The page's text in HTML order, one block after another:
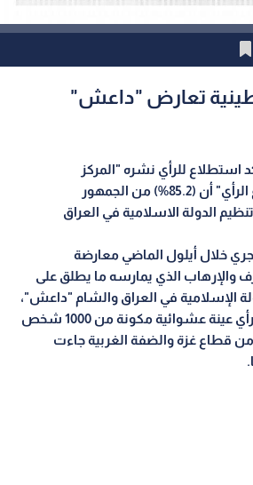
تعارض "داعش"
استطلاع للرأي نشره "المركز
الفلسطيني لإستطلاع الرأي" أن (85.2%) من الجمهور
الدولة الاسلامية في العراق
خلال أيلول الماضي معارضة
والإرهاب الذي يمارسه ما يطلق على
الإسلامية في العراق والشام "داعش"،
وقد شمل إستطلاع الرأي عينة عشوائية مكونة من 1000 شخص
قطاع غزة والضفة الغربية جاءت